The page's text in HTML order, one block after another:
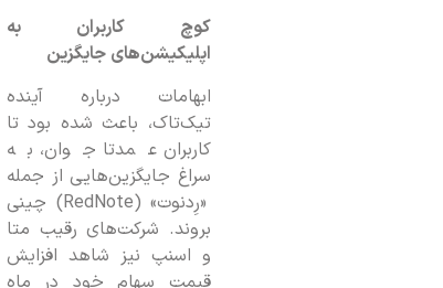
کوچ کاربران به
اپلیکیشن‌های جایگزین
ابهامات درباره آینده
تیک‌تاک، باعث شده بود تا
کاربران عمدتا جوان، به
سراغ جایگزین‌هایی از جمله
«رِدنوت» (RedNote) چینی
بروند. شرکت‌های رقیب متا
و اسنپ نیز شاهد افزایش
قیمت سهام خود در ماه